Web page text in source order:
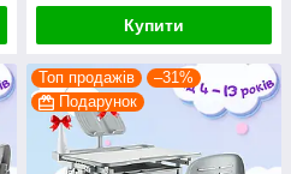
Купити
Топ продажів
–31%
Подарунок